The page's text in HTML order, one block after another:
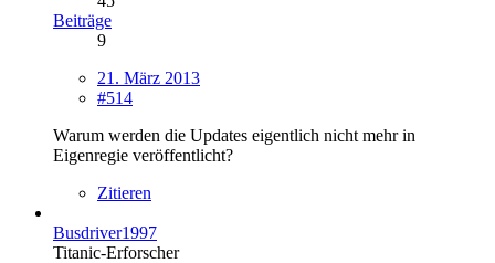
Beiträge
9
21. März 2013
#514
Warum werden die Updates eigentlich nicht mehr in
Eigenregie veröffentlicht?
Zitieren
Busdriver1997
Titanic-Erforscher